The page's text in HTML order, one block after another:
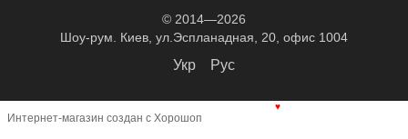
© 2014—2026
Шоу-рум. Киев, ул.Эспланадная, 20, офис 1004
Укр Рус
Интернет-магазин создан с Хорошоп